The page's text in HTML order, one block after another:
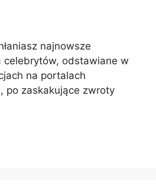
najnowsze
celebrytów, odstawiane w
na portalach
po zaskakujące zwroty